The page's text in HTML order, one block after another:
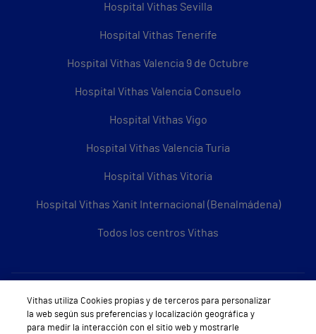
Hospital Vithas Sevilla
Hospital Vithas Tenerife
Hospital Vithas Valencia 9 de Octubre
Hospital Vithas Valencia Consuelo
Hospital Vithas Vigo
Hospital Vithas Valencia Turia
Hospital Vithas Vitoria
Hospital Vithas Xanit Internacional (Benalmádena)
Todos los centros Vithas
Sobre Vithas
Quiénes somos
Vithas utiliza Cookies propias y de terceros para personalizar
la web según sus preferencias y localización geográfica y
para medir la interacción con el sitio web y mostrarle